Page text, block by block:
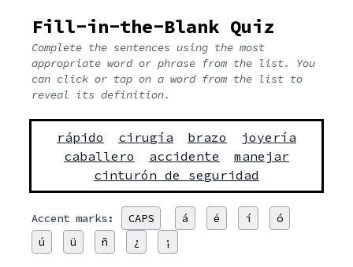
Fill-in-the-Blank Quiz
Complete the sentences using the most
appropriate word or phrase from the list. You
can click or tap on a word from the list to
reveal its definition.
rápido cirugía brazo
joyería
caballero
accidente
manejar
cinturón de seguridad
Accent marks: CAPS á é í
ó
ú
ü ñ ¿ ¡